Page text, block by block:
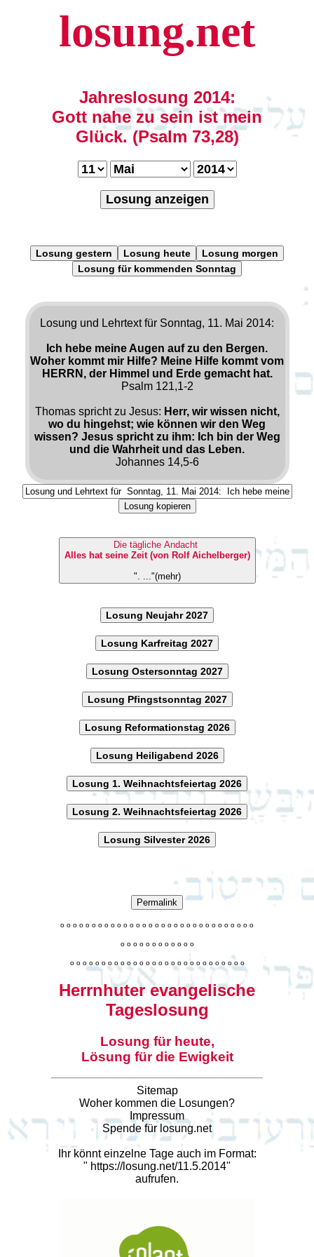
losung.net
Jahreslosung 2014:
Gott nahe zu sein ist mein
Glück. (Psalm 73,28)
Losung anzeigen
Losung gestern Losung heute
Losung morgen
Losung für kommenden Sonntag
Losung und Lehrtext für Sonntag, 11. Mai 2014:
Ich hebe meine Augen auf zu den Bergen.
Woher kommt mir Hilfe? Meine Hilfe kommt vom
HERRN, der Himmel und Erde gemacht hat.
Psalm 121,1-2
Thomas spricht zu Jesus: Herr, wir wissen nicht,
wo du hingehst; wie können wir den Weg
wissen? Jesus spricht zu ihm: Ich bin der Weg
und die Wahrheit und das Leben.
Johannes 14,5-6
Losung kopieren
Die tägliche Andacht
Alles hat seine Zeit (von Rolf Aichelberger)
". ..."(mehr)
Losung Neujahr 2027
Losung Karfreitag 2027
Losung Ostersonntag 2027
Losung Pfingstsonntag 2027
Losung Reformationstag 2026
Losung Heiligabend 2026
Losung 1. Weihnachtsfeiertag 2026
Losung 2. Weihnachtsfeiertag 2026
Losung Silvester 2026
Permalink
o o o o o o o o o o o o o o o o o o o o o o o o o o o o o o o
o o o o o o o o o o o o
o o o o o o o o o o o o o o o o o o o o o o o o o o o o
Herrnhuter evangelische
Tageslosung
Losung für heute,
Lösung für die Ewigkeit
Sitemap
Woher kommen die Losungen?
Impressum
Spende für losung.net
Ihr könnt einzelne Tage auch im Format:
" https://losung.net/11.5.2014"
aufrufen.